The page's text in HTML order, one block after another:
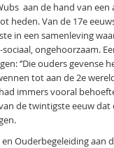
Wubs aan de hand van
heden. Van de 17e
in een samenleving
ongehoorzaam.
‘’Die ouders
tot aan de 2e
immers vooral
de twintigste eeuw
Ouderbegeleiding aan